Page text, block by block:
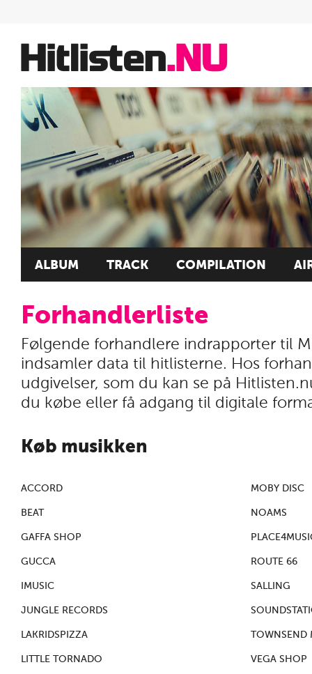
ALBUM TRACK COMPILATION
Forhandlerliste
Følgende forhandlere indrapporter til
indsamler data til hitlisterne. Hos
udgivelser, som du kan se på
du købe eller få adgang til digitale
Køb musikken
ACCORD
BEAT
GAFFA SHOP
GUCCA
IMUSIC
JUNGLE RECORDS
LAKRIDSPIZZA
LITTLE TORNADO
MOBY DISC
NOAMS
ROUTE 66
SALLING
TOWNSEND
VEGA SHOP